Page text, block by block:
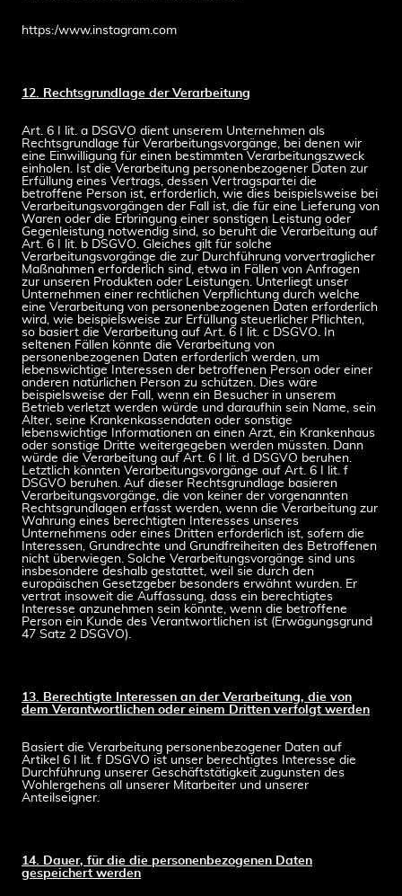
https:/www.instagram.com
12. Rechtsgrundlage der Verarbeitung
Art. 6 I lit. a DSGVO dient unserem Unternehmen als
Rechtsgrundlage für Verarbeitungsvorgänge, bei denen wir
eine Einwilligung für einen bestimmten Verarbeitungszweck
einholen. Ist die Verarbeitung personenbezogener Daten zur
Erfüllung eines Vertrags, dessen Vertragspartei die
betroffene Person ist, erforderlich, wie dies beispielsweise bei
Verarbeitungsvorgängen der Fall ist, die für eine Lieferung von
Waren oder die Erbringung einer sonstigen Leistung oder
Gegenleistung notwendig sind, so beruht die Verarbeitung auf
Art. 6 I lit. b DSGVO. Gleiches gilt für solche
Verarbeitungsvorgänge die zur Durchführung vorvertraglicher
Maßnahmen erforderlich sind, etwa in Fällen von Anfragen
zur unseren Produkten oder Leistungen. Unterliegt unser
Unternehmen einer rechtlichen Verpflichtung durch welche
eine Verarbeitung von personenbezogenen Daten erforderlich
wird, wie beispielsweise zur Erfüllung steuerlicher Pflichten,
so basiert die Verarbeitung auf Art. 6 I lit. c DSGVO. In
seltenen Fällen könnte die Verarbeitung von
personenbezogenen Daten erforderlich werden, um
lebenswichtige Interessen der betroffenen Person oder einer
anderen natürlichen Person zu schützen. Dies wäre
beispielsweise der Fall, wenn ein Besucher in unserem
Betrieb verletzt werden würde und daraufhin sein Name, sein
Alter, seine Krankenkassendaten oder sonstige
lebenswichtige Informationen an einen Arzt, ein Krankenhaus
oder sonstige Dritte weitergegeben werden müssten. Dann
würde die Verarbeitung auf Art. 6 I lit. d DSGVO beruhen.
Letztlich könnten Verarbeitungsvorgänge auf Art. 6 I lit. f
DSGVO beruhen. Auf dieser Rechtsgrundlage basieren
Verarbeitungsvorgänge, die von keiner der vorgenannten
Rechtsgrundlagen erfasst werden, wenn die Verarbeitung zur
Wahrung eines berechtigten Interesses unseres
Unternehmens oder eines Dritten erforderlich ist, sofern die
Interessen, Grundrechte und Grundfreiheiten des Betroffenen
nicht überwiegen. Solche Verarbeitungsvorgänge sind uns
insbesondere deshalb gestattet, weil sie durch den
europäischen Gesetzgeber besonders erwähnt wurden. Er
vertrat insoweit die Auffassung, dass ein berechtigtes
Interesse anzunehmen sein könnte, wenn die betroffene
Person ein Kunde des Verantwortlichen ist (Erwägungsgrund
47 Satz 2 DSGVO).
13. Berechtigte Interessen an der Verarbeitung, die von
dem Verantwortlichen oder einem Dritten verfolgt werden
Basiert die Verarbeitung personenbezogener Daten auf
Artikel 6 I lit. f DSGVO ist unser berechtigtes Interesse die
Durchführung unserer Geschäftstätigkeit zugunsten des
Wohlergehens all unserer Mitarbeiter und unserer
Anteilseigner.
14. Dauer, für die die personenbezogenen Daten
gespeichert werden